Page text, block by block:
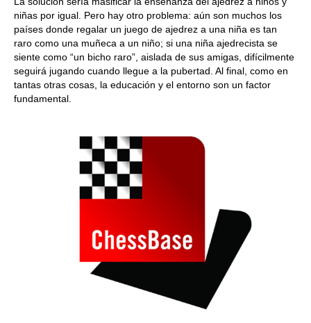
niñas por igual. Pero hay otro problema: aún son muchos los
países donde regalar un juego de ajedrez a una niña es tan
raro como una muñeca a un niño; si una niña ajedrecista se
siente como “un bicho raro”, aislada de sus amigas, difícilmente
seguirá jugando cuando llegue a la pubertad. Al final, como en
tantas otras cosas, la educación y el entorno son un factor
fundamental.